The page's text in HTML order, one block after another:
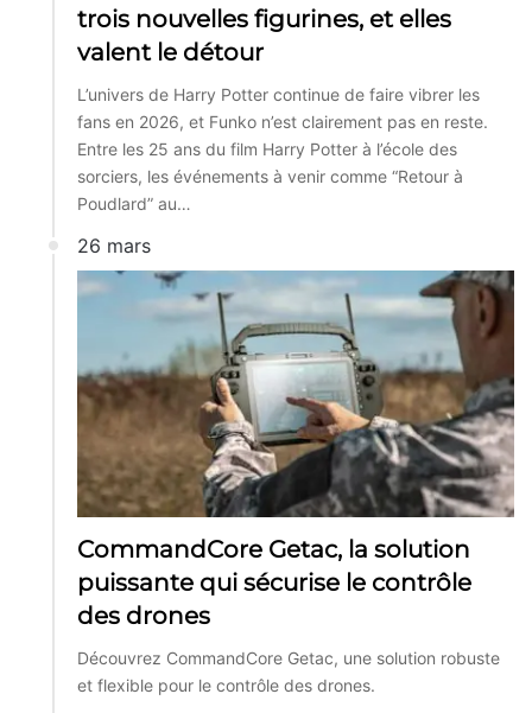
trois nouvelles figurines, et elles
valent le détour
L’univers de Harry Potter continue de faire vibrer les
fans en 2026, et Funko n’est clairement pas en reste.
Entre les 25 ans du film Harry Potter à l’école des
sorciers, les événements à venir comme “Retour à
Poudlard” au…
26 mars
CommandCore Getac, la solution
puissante qui sécurise le contrôle
des drones
Découvrez CommandCore Getac, une solution robuste
et flexible pour le contrôle des drones.